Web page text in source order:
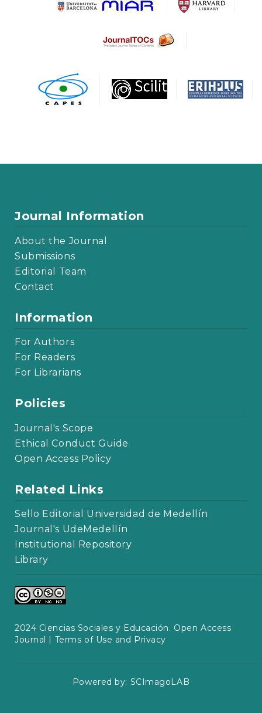
Journal Information
About the Journal
Submissions
Editorial Team
Contact
Information
For Authors
For Readers
For Librarians
Policies
Journal's Scope
Ethical Conduct Guide
Open Access Policy
Related Links
Sello Editorial Universidad de Medellín
Journal's UdeMedellín
Institutional Repository
Library
2024 Ciencias Sociales y Educación. Open Access
Journal | Terms of Use and Privacy
Powered by: SCImagoLAB